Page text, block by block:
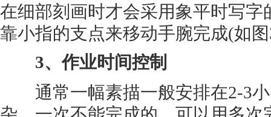
在细部刻画时才会采用象平时写字
靠小指的支点来移动手腕完成(如
3、作业时间控制
通常一幅素描一般安排在2-3小